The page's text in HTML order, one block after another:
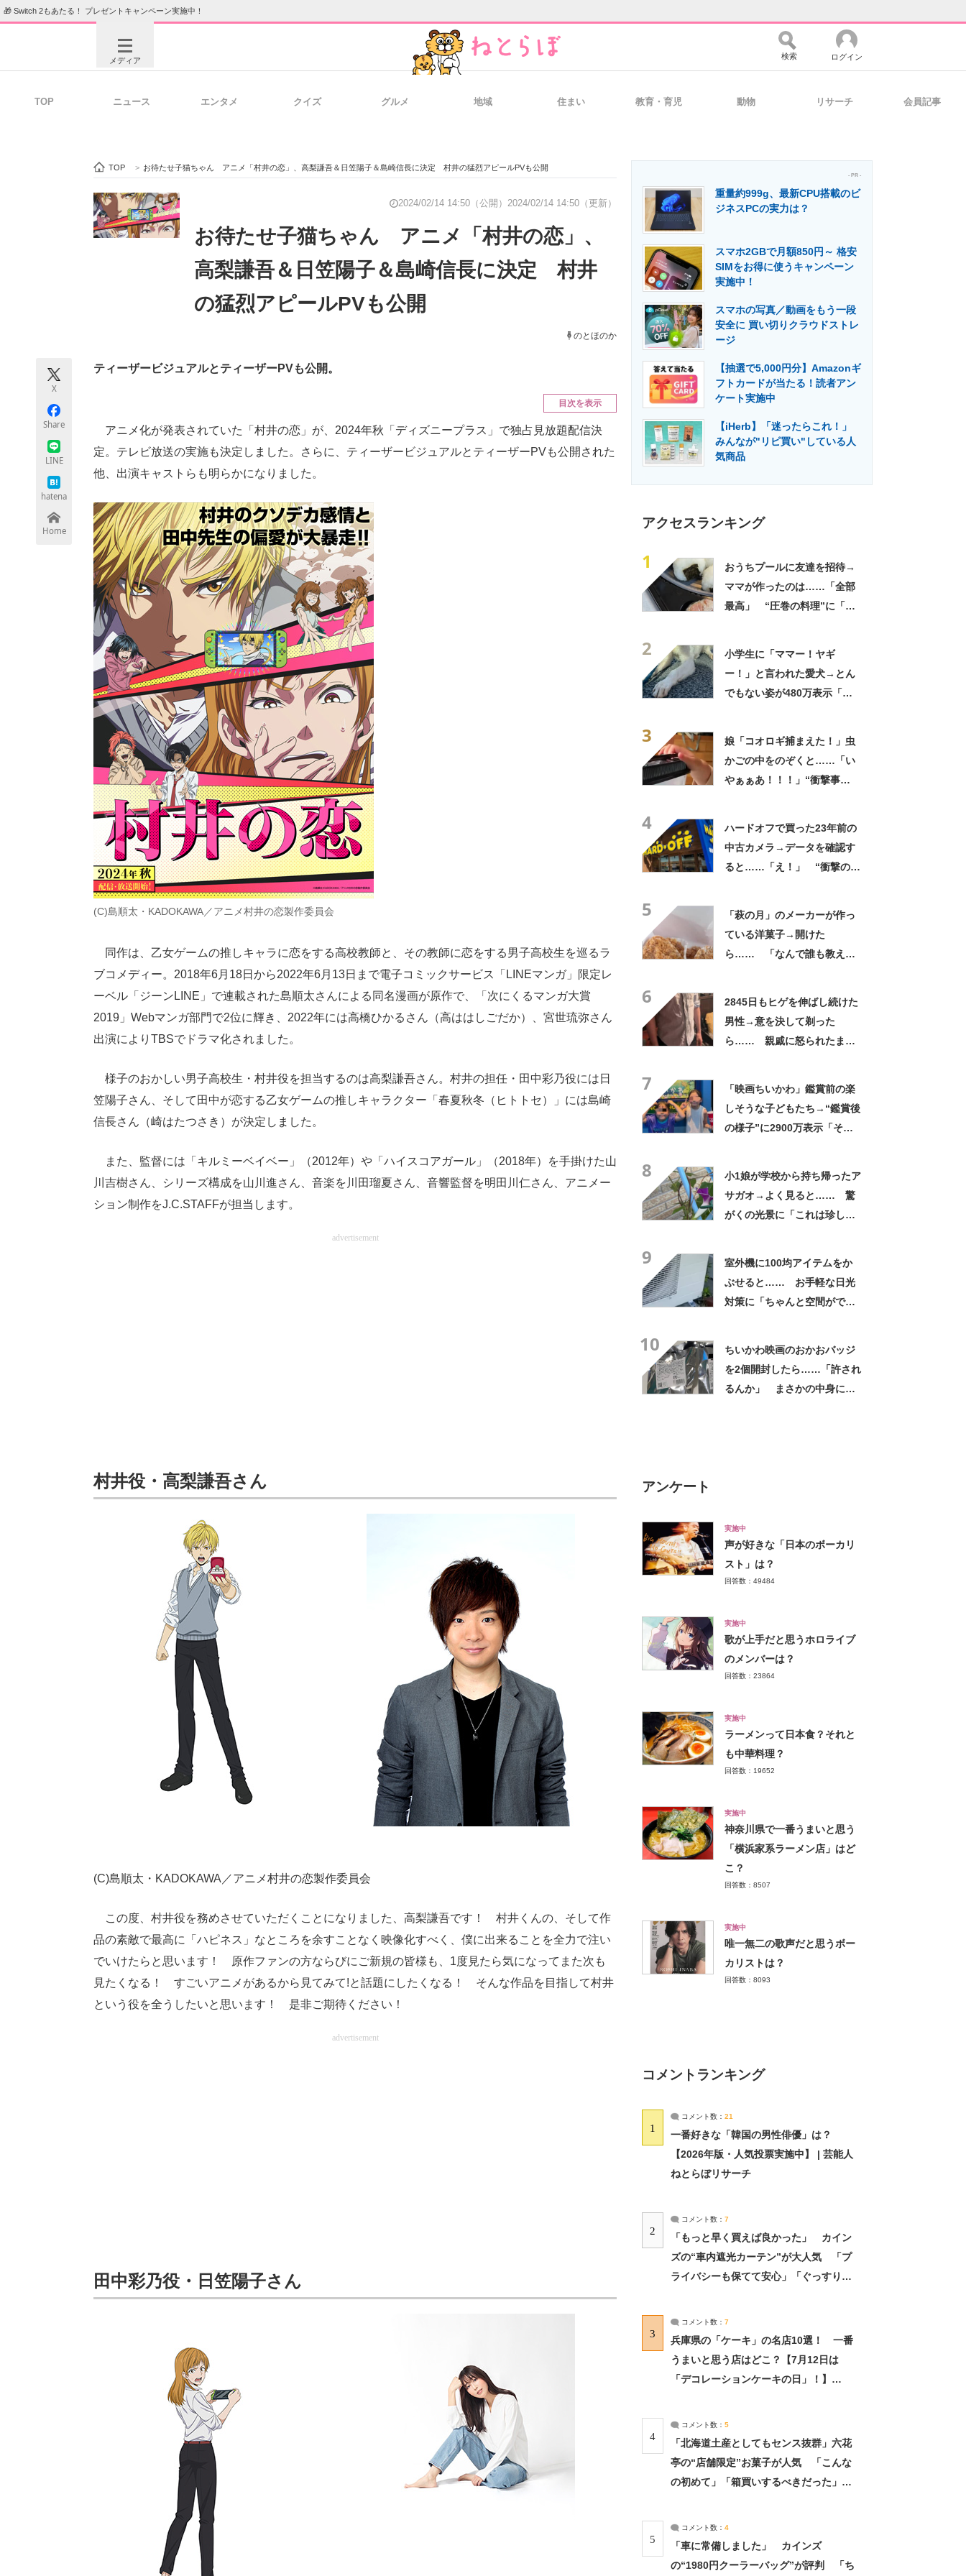
🎁 Switch 2もあたる！ プレゼントキャンペーン実施中！
メディア
ビジネスと働き方のヒント 経営リーダーのコミュニティ マーケ×ITの今がよく分かる
ITエンジニア向け専門サイト 企業向けIT製品の総合サイト IT製品の技術・比較・事例 製造業のIT導入・活用を支援
エネルギーの専門メディア 建設×テクノロジーの最前線
検索 ログイン
TOP ニュース エンタメ クイズ グルメ 地域 住まい 教育・育児 動物 リサーチ 会員記事
TOP > お待たせ子猫ちゃん アニメ「村井の恋」、高梨謙吾＆日笠陽子＆島崎信長に決定 村井の猛烈アピールPVも公開
2024/02/14 14:50（公開） 2024/02/14 14:50（更新）
お待たせ子猫ちゃん アニメ「村井の恋」、
高梨謙吾＆日笠陽子＆島崎信長に決定 村井
の猛烈アピールPVも公開
のとほのか
X
Share
LINE
hatena
Home
ティーザービジュアルとティーザーPVも公開。
目次を表示
アニメ化が発表されていた「村井の恋」が、2024年秋「ディズニープラス」で独占見放題配信決
定。テレビ放送の実施も決定しました。さらに、ティーザービジュアルとティーザーPVも公開された
他、出演キャストらも明らかになりました。
(C)島順太・KADOKAWA／アニメ村井の恋製作委員会
同作は、乙女ゲームの推しキャラに恋をする高校教師と、その教師に恋をする男子高校生を巡るラ
ブコメディー。2018年6月18日から2022年6月13日まで電子コミックサービス「LINEマンガ」限定レ
ーベル「ジーンLINE」で連載された島順太さんによる同名漫画が原作で、「次にくるマンガ大賞
2019」Webマンガ部門で2位に輝き、2022年には高橋ひかるさん（高ははしごだか）、宮世琉弥さん
出演によりTBSでドラマ化されました。
様子のおかしい男子高校生・村井役を担当するのは高梨謙吾さん。村井の担任・田中彩乃役には日
笠陽子さん、そして田中が恋する乙女ゲームの推しキャラクター「春夏秋冬（ヒトトセ）」には島崎
信長さん（崎はたつさき）が決定しました。
また、監督には「キルミーベイベー」（2012年）や「ハイスコアガール」（2018年）を手掛けた山
川吉樹さん、シリーズ構成を山川進さん、音楽を川田瑠夏さん、音響監督を明田川仁さん、アニメー
ション制作をJ.C.STAFFが担当します。
advertisement
村井役・高梨謙吾さん
(C)島順太・KADOKAWA／アニメ村井の恋製作委員会
この度、村井役を務めさせていただくことになりました、高梨謙吾です！ 村井くんの、そして作
品の素敵で最高に「ハピネス」なところを余すことなく映像化すべく、僕に出来ることを全力で注い
でいけたらと思います！ 原作ファンの方ならびにご新規の皆様も、1度見たら気になってまた次も
見たくなる！ すごいアニメがあるから見てみて!と話題にしたくなる！ そんな作品を目指して村井
という役を全うしたいと思います！ 是非ご期待ください！
advertisement
田中彩乃役・日笠陽子さん
- PR -
重量約999g、最新CPU搭載のビ
ジネスPCの実力は？
スマホ2GBで月額850円～ 格安
SIMをお得に使うキャンペーン
実施中！
スマホの写真／動画をもう一段
安全に 買い切りクラウドストレ
ージ
【抽選で5,000円分】Amazonギ
フトカードが当たる！読者アン
ケート実施中
【iHerb】「迷ったらこれ！」
みんなが"リピ買い"している人
気商品
アクセスランキング
1
おうちプールに友達を招待→
ママが作ったのは……「全部
最高」 “圧巻の料理”に「う
2
小学生に「ママー！ヤギ
ー！」と言われた愛犬→とん
でもない姿が480万表示「ど
3
娘「コオロギ捕まえた！」虫
かごの中をのぞくと……「い
やぁぁあ！！！」“衝撃事
4
ハードオフで買った23年前の
中古カメラ→データを確認す
ると……「え！」 “衝撃の中
5
「萩の月」のメーカーが作っ
ている洋菓子→開けた
ら…… 「なんで誰も教えて
6
2845日もヒゲを伸ばし続けた
男性→意を決して剃った
ら…… 親戚に怒られたまさ
7
「映画ちいかわ」鑑賞前の楽
しそうな子どもたち→“鑑賞後
の様子”に2900万表示「そう
8
小1娘が学校から持ち帰ったア
サガオ→よく見ると…… 驚
がくの光景に「これは珍し
9
室外機に100均アイテムをか
ぶせると…… お手軽な日光
対策に「ちゃんと空間ができ
10
ちいかわ映画のおかおバッジ
を2個開封したら……「許され
るんか」 まさかの中身に
アンケート
実施中
声が好きな「日本のボーカリ
スト」は？
回答数：49484
実施中
歌が上手だと思うホロライブ
のメンバーは？
回答数：23864
実施中
ラーメンって日本食？それと
も中華料理？
回答数：19652
実施中
神奈川県で一番うまいと思う
「横浜家系ラーメン店」はど
こ？
回答数：8507
実施中
唯一無二の歌声だと思うボー
カリストは？
回答数：8093
コメントランキング
1
コメント数： 21
一番好きな「韓国の男性俳優」は？
【2026年版・人気投票実施中】 | 芸能人
ねとらぼリサーチ
2
コメント数： 7
「もっと早く買えば良かった」 カイン
ズの“車内遮光カーテン”が大人気 「プ
ライバシーも保てて安心」「ぐっすり眠
3
コメント数： 7
兵庫県の「ケーキ」の名店10選！ 一番
うまいと思う店はどこ？【7月12日は
「デコレーションケーキの日」！】
4
コメント数： 5
「北海道土産としてもセンス抜群」六花
亭の“店舗限定”お菓子が人気 「こんな
の初めて」「箱買いするべきだった」
5
コメント数： 4
「車に常備しました」 カインズ
の“1980円クーラーバッグ”が評判 「ち